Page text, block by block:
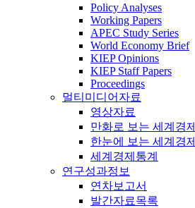
Policy Analyses
Working Papers
APEC Study Series
World Economy Brief
KIEP Opinions
KIEP Staff Papers
Proceedings
멀티미디어자료
영상자료
만화로 보는 세계경제
한눈에 보는 세계경제
세계경제통계
연구성과정보
연차보고서
발간자료목록